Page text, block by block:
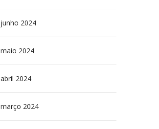
junho 2024
maio 2024
abril 2024
março 2024